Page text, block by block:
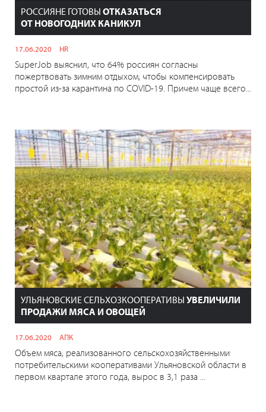
РОССИЯНЕ ГОТОВЫ ОТКАЗАТЬСЯ
ОТ НОВОГОДНИХ КАНИКУЛ
17.06.2020 HR
SuperJob выяснил, что 64% россиян согласны
пожертвовать зимним отдыхом, чтобы компенсировать
простой из-за карантина по COVID-19. Причем чаще всего...
УЛЬЯНОВСКИЕ СЕЛЬХОЗКООПЕРАТИВЫ УВЕЛИЧИЛИ
ПРОДАЖИ МЯСА И ОВОЩЕЙ
17.06.2020 АПК
Объем мяса, реализованного сельскохозяйственными
потребительскими кооперативами Ульяновской области в
первом квартале этого года, вырос в 3,1 раза ...